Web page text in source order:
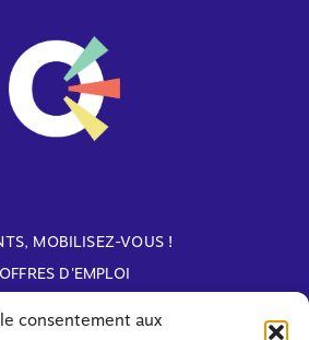
consentement aux
MOBILISEZ-VOUS !
OFFRES D'EMPLOI